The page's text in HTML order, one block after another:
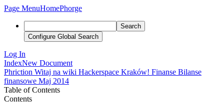
Page MenuHomePhorge
Search
Configure Global Search
Log In
IndexNew Document
Phriction Witaj na wiki Hackerspace Kraków! Finanse Bilanse
finansowe Maj 2014
Table of Contents
Contents